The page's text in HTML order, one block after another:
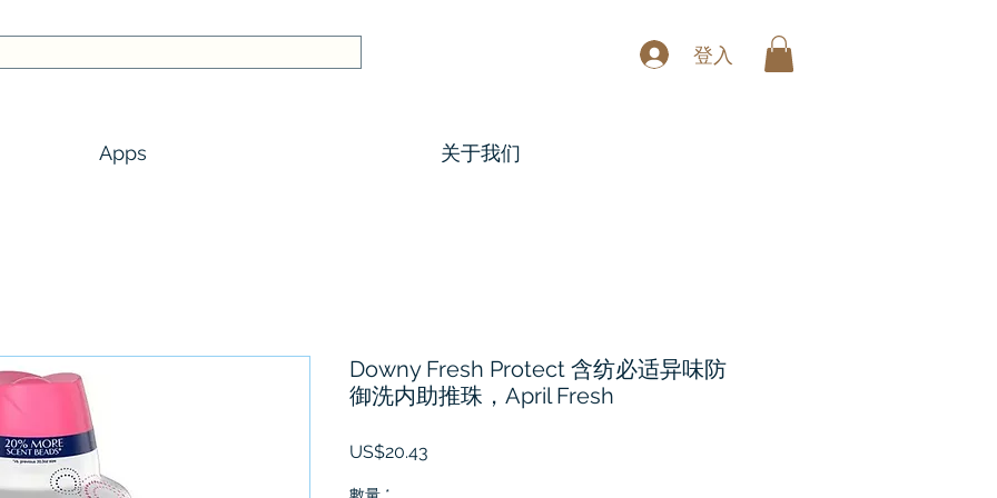
登入
Apps 关于我们
Downy Fresh Protect 含纺必适异味防
御洗内助推珠，April Fresh
US$20.43